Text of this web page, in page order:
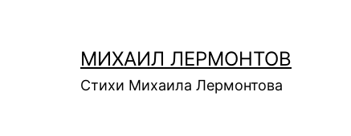
содержимомуМИХАИЛ ЛЕРМОНТОВ
Стихи Михаила Лермонтова